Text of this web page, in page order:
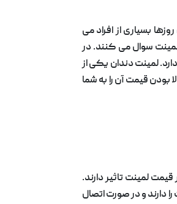
بسیاری از افراد می
لمینت سوال می کنند. در
لمینت دندان یکی از
بودن قیمت آن را به شما
لمینت تاثیر دارند.
دارند و در صورت اتصال